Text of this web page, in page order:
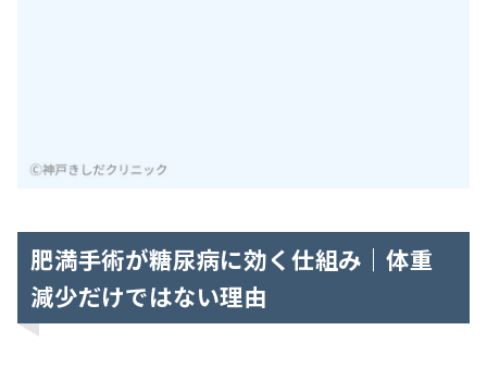
肥満手術が糖尿病に効く仕組み｜体重
減少だけではない理由